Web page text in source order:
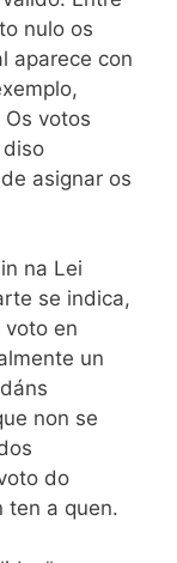
nulo os
aparece con
Os votos
asignar os
na Lei
se indica,
voto en
un
non se
do
ten a quen.